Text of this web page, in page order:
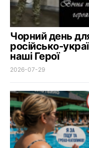
Чорний день
російсько-
наші Герої
2026-07-29